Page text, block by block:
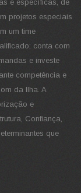
e específicas, de
projetos especiais
um time
conta com
e investe
competência e
da Ilha. A
e
Confiança,
que